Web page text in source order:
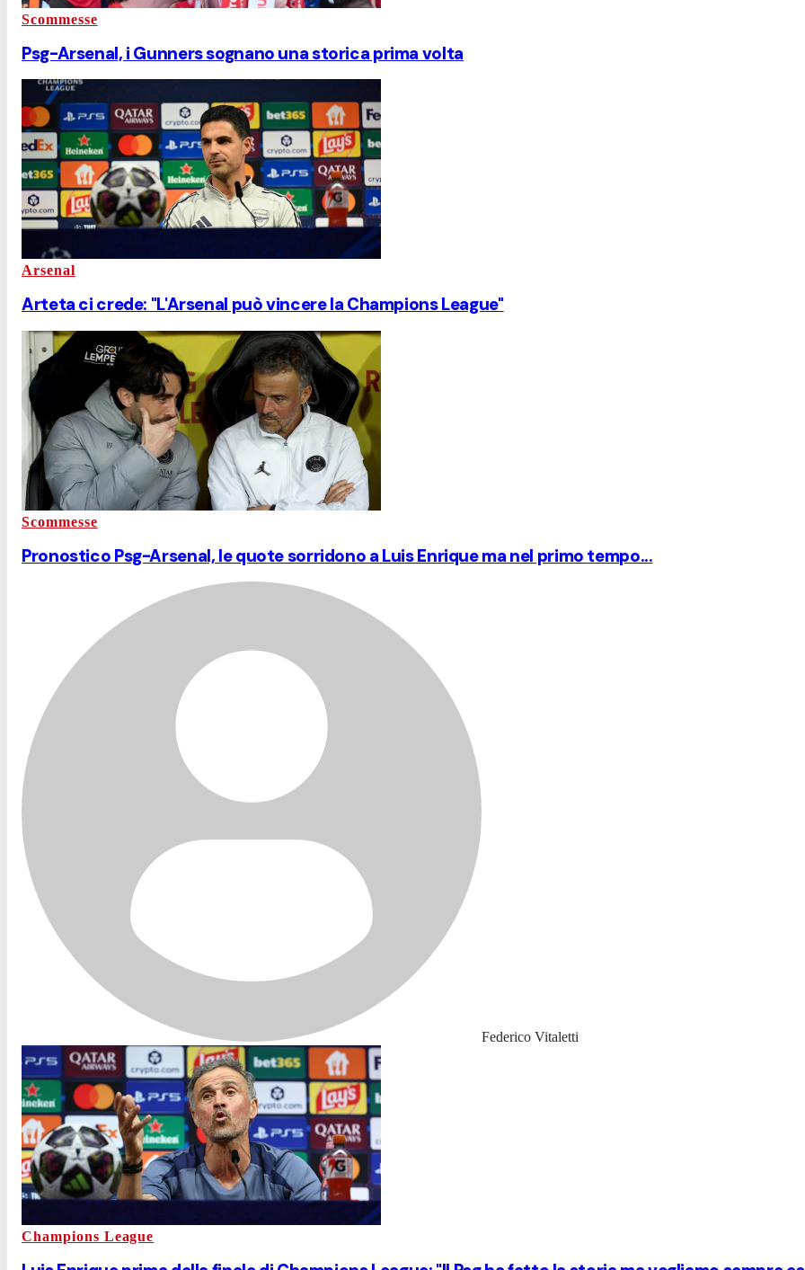
Scommesse
Psg-Arsenal, i Gunners sognano una storica prima volta
Arsenal
Arteta ci crede: "L'Arsenal può vincere la Champions League"
Scommesse
Pronostico Psg-Arsenal, le quote sorridono a Luis Enrique ma nel primo tempo...
Federico Vitaletti
Champions League